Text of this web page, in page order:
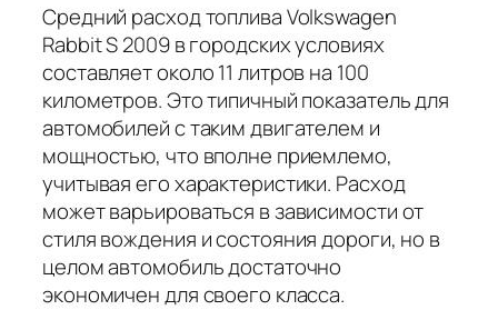
Средний расход топлива Volkswagen
Rabbit S 2009 в городских условиях
составляет около 11 литров на 100
километров. Это типичный показатель для
автомобилей с таким двигателем и
мощностью, что вполне приемлемо,
учитывая его характеристики. Расход
может варьироваться в зависимости от
стиля вождения и состояния дороги, но в
целом автомобиль достаточно
экономичен для своего класса.